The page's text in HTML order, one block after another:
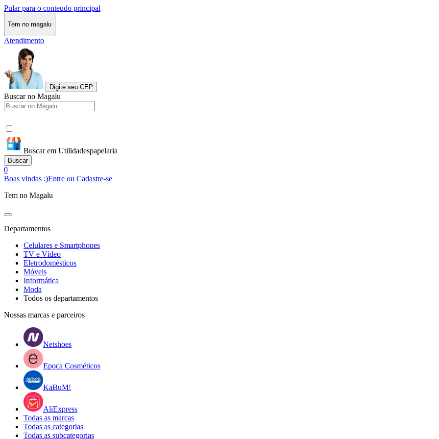
Pular para o conteudo principal
Tem no magalu
Atendimento
Digite seu CEP
Buscar no Magalu
Buscar em Utilidadespapelaria
Buscar
0
Boas vindas :)Entre ou Cadastre-se
Tem no Magalu
Departamentos
Celulares e Smartphones
TV e Vídeo
Eletrodomésticos
Móveis
Informática
Moda
Todos os departamentos
Nossas marcas e parceiros
Netshoes
Epoca Cosméticos
KaBuM!
AliExpress
Todas as marcas
Todas as categorias
Todas as subcategorias